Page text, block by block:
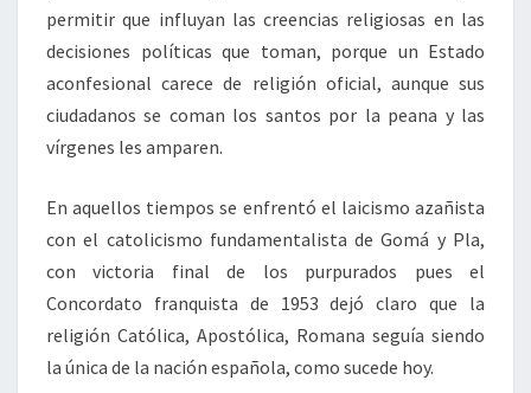
permitir que influyan las creencias religiosas en las
decisiones políticas que toman, porque un Estado
aconfesional carece de religión oficial, aunque sus
ciudadanos se coman los santos por la peana y las
vírgenes les amparen.
En aquellos tiempos se enfrentó el laicismo azañista
con el catolicismo fundamentalista de Gomá y Pla,
con victoria final de los purpurados pues el
Concordato franquista de 1953 dejó claro que la
religión Católica, Apostólica, Romana seguía siendo
la única de la nación española, como sucede hoy.